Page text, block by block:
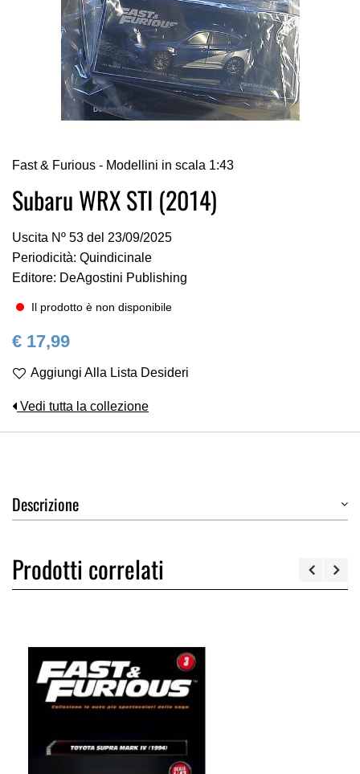
all'inizio
della
galleria
immagini
Fast & Furious - Modellini in scala 1:43
Subaru WRX STI (2014)
Uscita Nº 53 del 23/09/2025
Periodicità: Quindicinale
Editore: DeAgostini Publishing
Il prodotto è non disponibile
€ 17,99
Aggiungi Alla Lista Desideri
Vedi tutta la collezione
Descrizione
Prodotti correlati